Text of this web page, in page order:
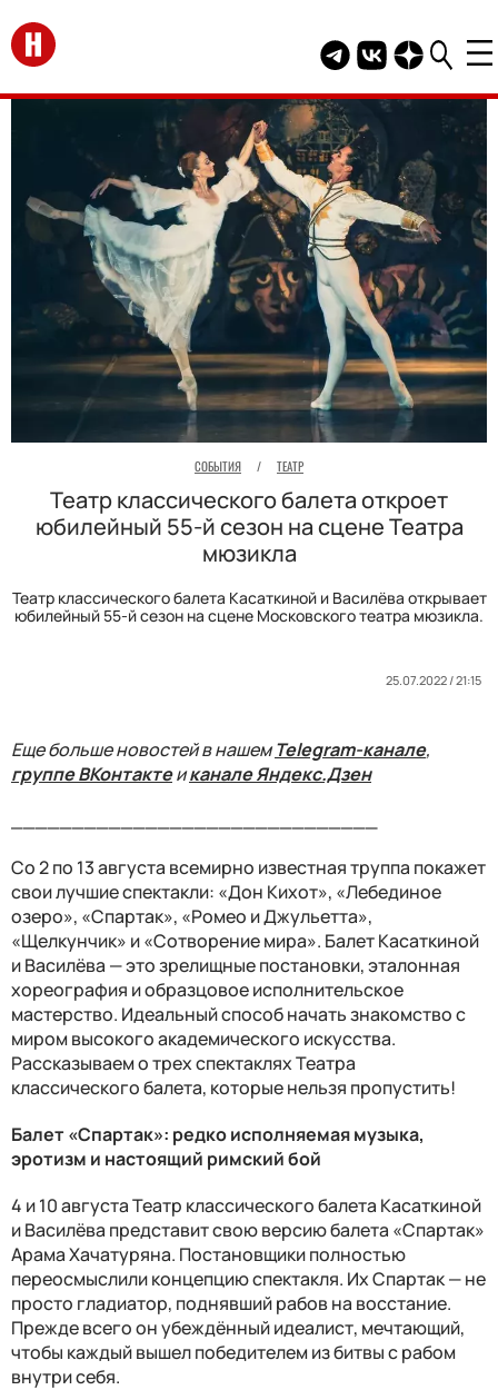
Перейти на главную
Telegram канал
Группа HELLO
Канал
СОБЫТИЯ / ТЕАТР
Театр классического балета откроет
юбилейный 55-й сезон на сцене Театра
мюзикла
Театр классического балета Касаткиной и Василёва открывает
юбилейный 55-й сезон на сцене Московского театра мюзикла.
25.07.2022 / 21:15
Еще больше новостей в нашемTelegram-канале,
группе ВКонтактеиканале Яндекс.Дзен
Со 2 по 13 августа всемирно известная труппа покажет
свои лучшие спектакли: «Дон Кихот», «Лебединое
озеро», «Спартак», «Ромео и Джульетта»,
«Щелкунчик» и «Сотворение мира». Балет Касаткиной
и Василёва — это зрелищные постановки, эталонная
хореография и образцовое исполнительское
мастерство. Идеальный способ начать знакомство с
миром высокого академического искусства.
Рассказываем о трех спектаклях Театра
классического балета, которые нельзя пропустить!
Балет «Спартак»: редко исполняемая музыка,
эротизм и настоящий римский бой
4 и 10 августа Театр классического балета Касаткиной
и Василёва представит свою версию балета «Спартак»
Арама Хачатуряна. Постановщики полностью
переосмыслили концепцию спектакля. Их Спартак — не
просто гладиатор, поднявший рабов на восстание.
Прежде всего он убеждённый идеалист, мечтающий,
чтобы каждый вышел победителем из битвы с рабом
внутри себя.